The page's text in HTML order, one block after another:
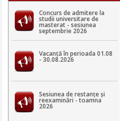
Concurs de admitere la
studii universitare de
masterat - sesiunea
septembrie 2026
Vacanță în perioada 01.08
- 30.08.2026
Sesiunea de restanțe și
reexaminări - toamna
2026